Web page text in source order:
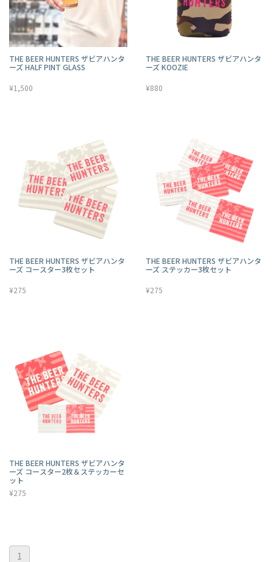
THE BEER HUNTERS ザビアハンタ
ーズ HALF PINT GLASS
¥1,500
THE BEER HUNTERS ザビアハンタ
ーズ KOOZIE
¥880
THE BEER HUNTERS ザビアハンタ
ーズ コースター3枚セット
¥275
THE BEER HUNTERS ザビアハンタ
ーズ ステッカー3枚セット
¥275
THE BEER HUNTERS ザビアハンタ
ーズ コースター2枚＆ステッカーセ
ット
¥275
1